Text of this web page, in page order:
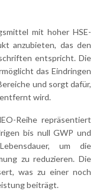
mit hoher HSE-
anzubieten, das den
entspricht. Die
das Eindringen
und sorgt dafür,
wird.
Reihe repräsentiert
bis null GWP und
um die
zu reduzieren. Die
was zu einer noch
beiträgt.